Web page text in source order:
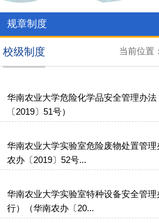
规章制度
当前位置：
校级制度
华南农业大学危险化学品安全管理办
〔2019〕51号）
华南农业大学实验室危险废物处置管
农办〔2019〕52号...
华南农业大学实验室特种设备安全管理
行）（华南农办〔20...